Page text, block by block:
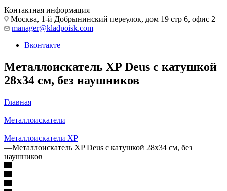
Контактная информация
Москва, 1-й Добрынинский переулок, дом 19 стр 6, офис 2
manager@kladpoisk.com
Вконтакте
Металлоискатель XP Deus с катушкой
28x34 см, без наушников
Главная
—
Металлоискатели
—
Металлоискатели XP
—Металлоискатель XP Deus с катушкой 28x34 см, без
наушников